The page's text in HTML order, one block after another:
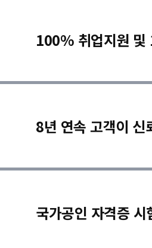
100% 취업지원 및
8년 연속 고객이 신
국가공인 자격증 시